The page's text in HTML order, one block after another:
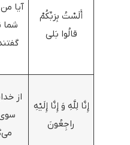
أَلَسْتُ بِرَبِّكُمْ
قالُوا بَلى
آیا من
شما
إِنَّا لِلَّهِ وَ إِنَّا إِلَيْهِ
راجِعُونَ
از
سوی